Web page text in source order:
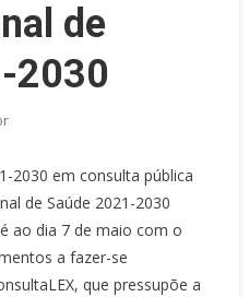
de
2030
2030 em consulta pública
de Saúde 2021-2030
ao dia 7 de maio com o
a fazer-se
que pressupõe a